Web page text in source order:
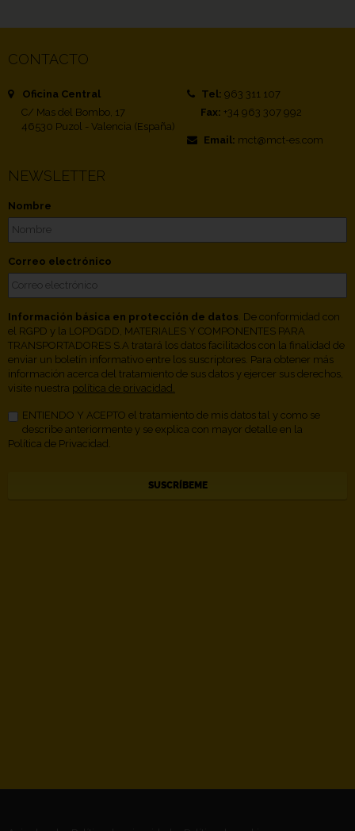
CONTACTO
Oficina Central
C/ Mas del Bombo, 17
46530 Puzol - Valencia (España)
Tel: 963 311 107
Fax: +34 963 307 992
Email: mct@mct-es.com
NEWSLETTER
Nombre
Correo electrónico
Información básica en protección de datos . De conformidad con
el RGPD y la LOPDGDD, MATERIALES Y COMPONENTES PARA
TRANSPORTADORES S.A tratará los datos facilitados con la finalidad de
enviar un boletín informativo entre los suscriptores. Para obtener más
información acerca del tratamiento de sus datos y ejercer sus derechos,
visite nuestra política de privacidad.
ENTIENDO Y ACEPTO el tratamiento de mis datos tal y como se
describe anteriormente y se explica con mayor detalle en la
Política de Privacidad.